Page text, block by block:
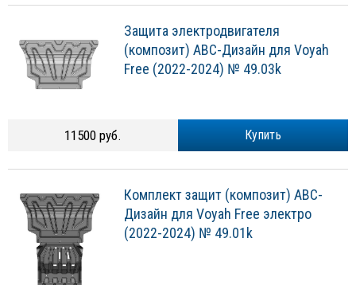
Защита электродвигателя
(композит) АВС-Дизайн для Voyah
Free (2022-2024) № 49.03k
Купить
11500 руб.
Комплект защит (композит) АВС-
Дизайн для Voyah Free электро
(2022-2024) № 49.01k